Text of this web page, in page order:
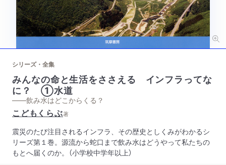
シリーズ・全集
みんなの命と生活をささえる インフラってな
に？ ①水道
——飲み水はどこからくる？
こどもくらぶ著
震災のたび注目されるインフラ、その歴史としくみがわかるシ
リーズ第１巻。源流から蛇口まで飲み水はどうやって私たちの
もとへ届くのか。（小学校中学年以上）